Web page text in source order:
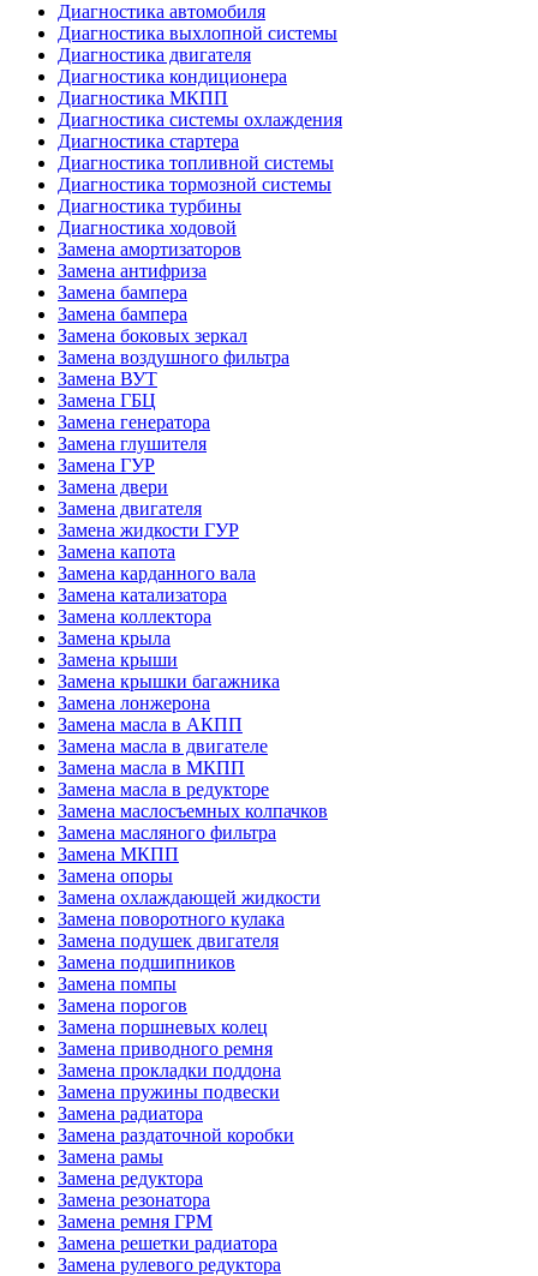
Диагностика автомобиля
Диагностика выхлопной системы
Диагностика двигателя
Диагностика кондиционера
Диагностика МКПП
Диагностика системы охлаждения
Диагностика стартера
Диагностика топливной системы
Диагностика тормозной системы
Диагностика турбины
Диагностика ходовой
Замена амортизаторов
Замена антифриза
Замена бампера
Замена бампера
Замена боковых зеркал
Замена воздушного фильтра
Замена ВУТ
Замена ГБЦ
Замена генератора
Замена глушителя
Замена ГУР
Замена двери
Замена двигателя
Замена жидкости ГУР
Замена капота
Замена карданного вала
Замена катализатора
Замена коллектора
Замена крыла
Замена крыши
Замена крышки багажника
Замена лонжерона
Замена масла в АКПП
Замена масла в двигателе
Замена масла в МКПП
Замена масла в редукторе
Замена маслосъемных колпачков
Замена масляного фильтра
Замена МКПП
Замена опоры
Замена охлаждающей жидкости
Замена поворотного кулака
Замена подушек двигателя
Замена подшипников
Замена помпы
Замена порогов
Замена поршневых колец
Замена приводного ремня
Замена прокладки поддона
Замена пружины подвески
Замена радиатора
Замена раздаточной коробки
Замена рамы
Замена редуктора
Замена резонатора
Замена ремня ГРМ
Замена решетки радиатора
Замена рулевого редуктора